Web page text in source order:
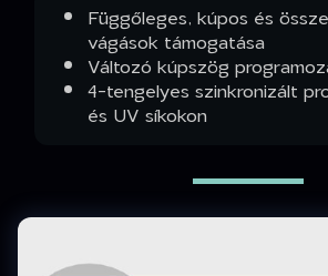
Függőleges, kúpos és
vágások támogatása
Változó kúpszög
4-tengelyes szinkronizált
és UV síkokon